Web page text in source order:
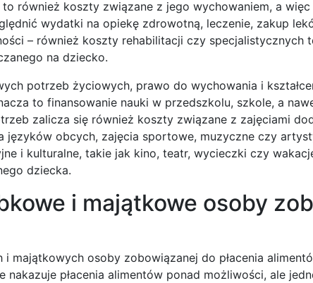
również koszty związane z jego wychowaniem, a
wydatki na opiekę zdrowotną, leczenie, zakup
– również koszty rehabilitacji czy specjalistycznych
na dziecko.
potrzeb życiowych, prawo do wychowania i
to finansowanie nauki w przedszkolu, szkole, a
zalicza się również koszty związane z zajęciami
języków obcych, zajęcia sportowe, muzyczne czy
i kulturalne, takie jak kino, teatr, wycieczki czy
dziecka.
i majątkowe osoby
majątkowych osoby zobowiązanej do płacenia
nakazuje płacenia alimentów ponad możliwości, ale